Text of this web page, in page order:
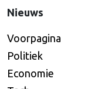
Nieuws
Voorpagina
Politiek
Economie